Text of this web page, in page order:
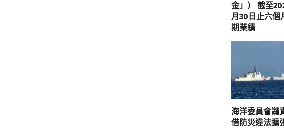
金」） 截至
月30日止六個
期業績
海洋委員會譴
借防災違法擴